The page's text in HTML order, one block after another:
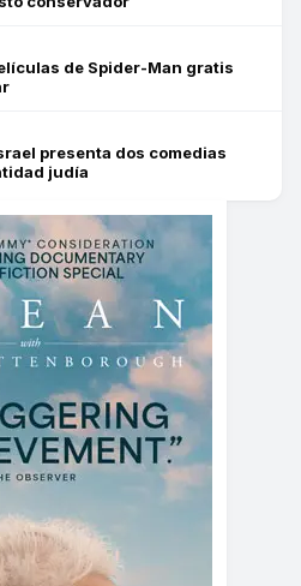
de Spider-Man gratis
presenta dos comedias
judía